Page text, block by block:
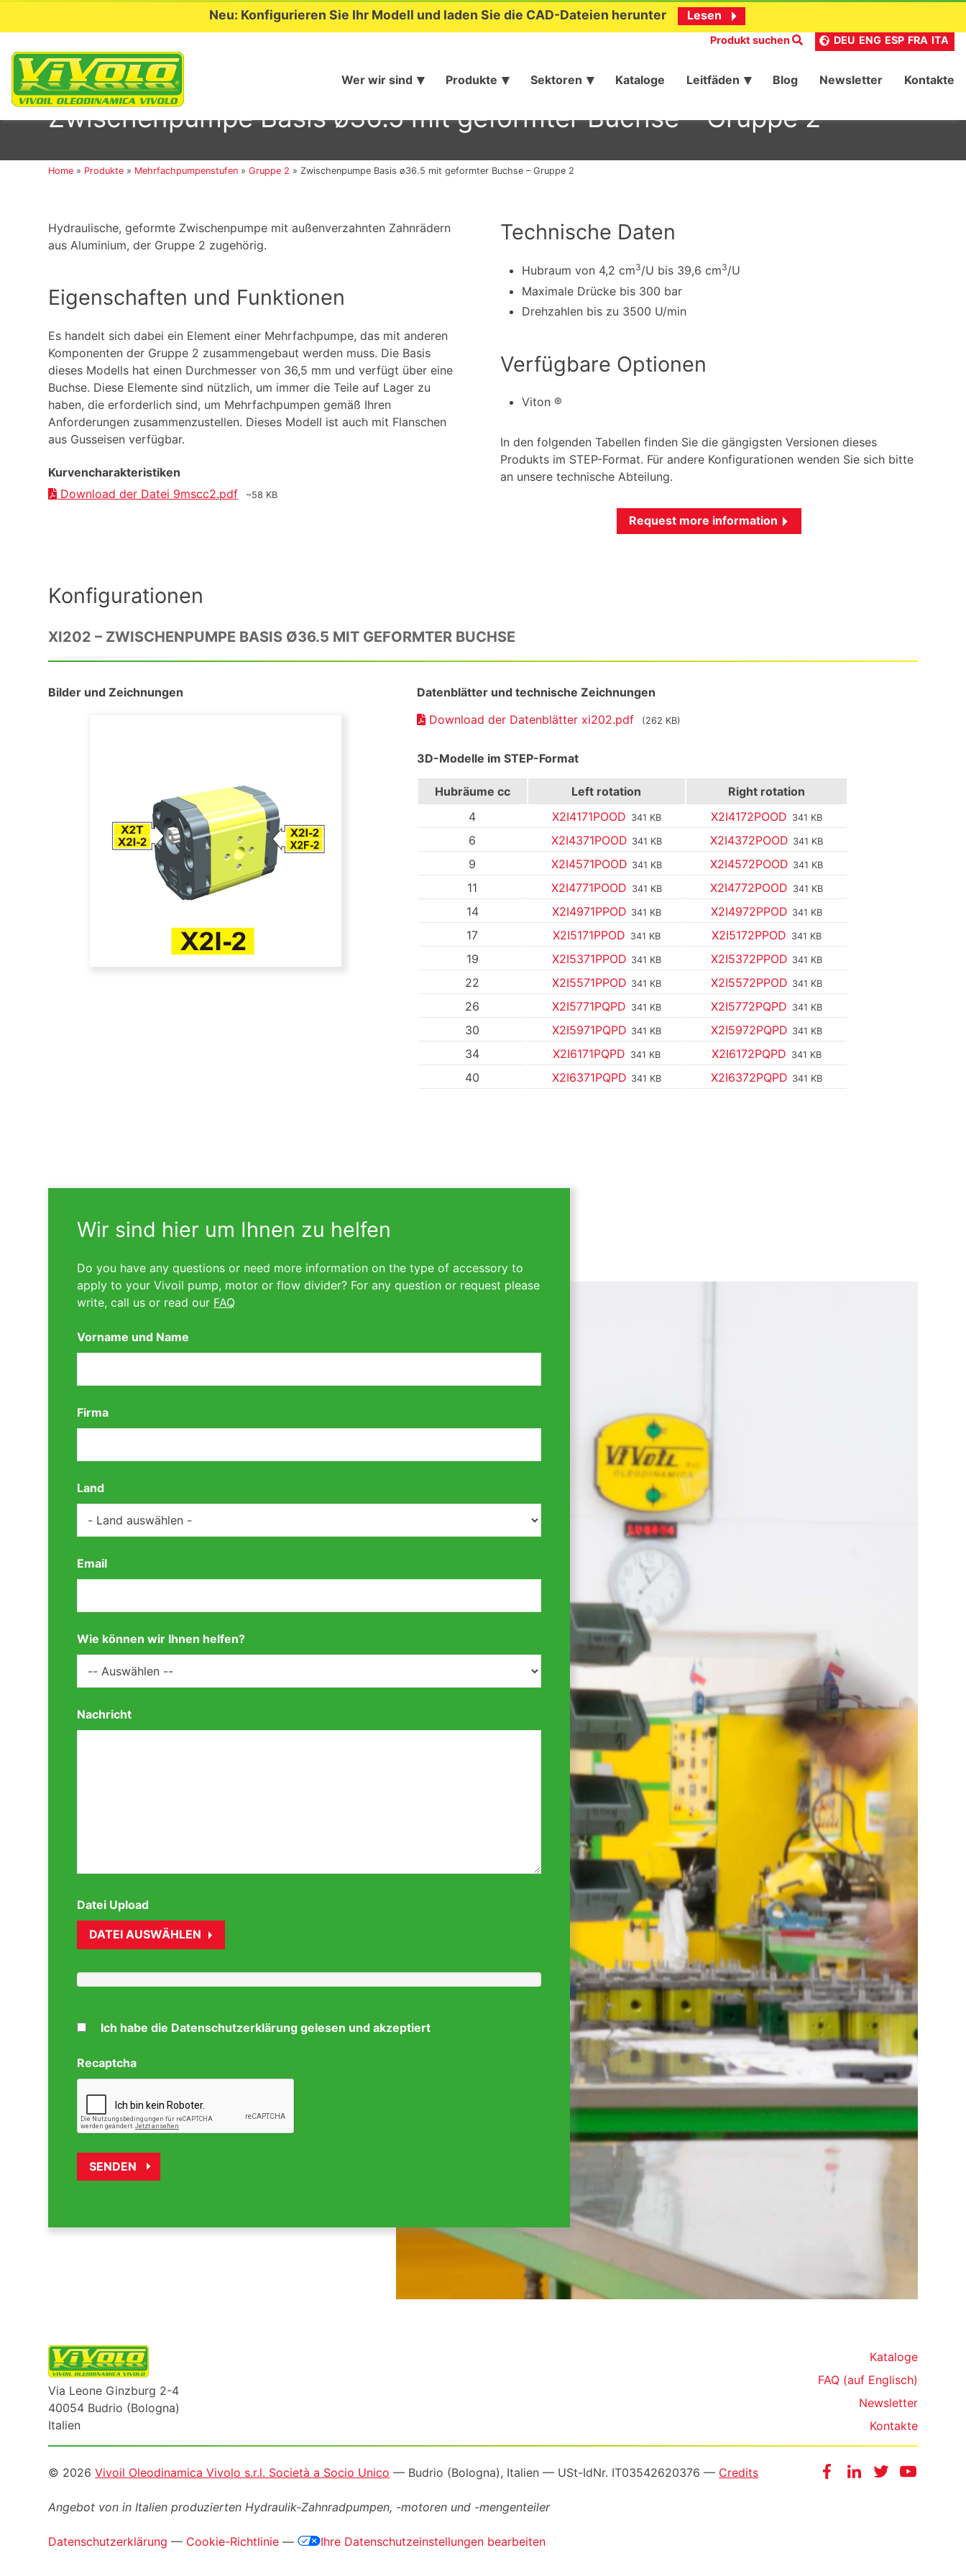
Skip
content
Neu: Konfigurieren Sie Ihr Modell und laden Sie die CAD-Dateien herunter Lesen
Produkt suchen DEU ENG ESP FRA ITA
Wer wir sind Produkte Sektoren Kataloge Leitfäden Blog Newsletter Kontakte
Zwischenpumpe Basis ø36.5 mit geformter Buchse – Gruppe 2
Home » Produkte » Mehrfachpumpenstufen »Gruppe 2 »Zwischenpumpe Basis ø36.5 mit geformter Buchse – Gruppe 2
Hydraulische, geformte Zwischenpumpe mit außenverzahnten Zahnrädern
aus Aluminium, der Gruppe 2 zugehörig.
Eigenschaften und Funktionen
Es handelt sich dabei ein Element einer Mehrfachpumpe, das mit anderen
Komponenten der Gruppe 2 zusammengebaut werden muss. Die Basis
dieses Modells hat einen Durchmesser von 36,5 mm und verfügt über eine
Buchse. Diese Elemente sind nützlich, um immer die Teile auf Lager zu
haben, die erforderlich sind, um Mehrfachpumpen gemäß Ihren
Anforderungen zusammenzustellen. Dieses Modell ist auch mit Flanschen
aus Gusseisen verfügbar.
Kurvencharakteristiken
Download der Datei 9mscc2.pdf
~58 KB
Technische Daten
Hubraum von 4,2 cm3/U bis 39,6 cm3/U
Maximale Drücke bis 300 bar
Drehzahlen bis zu 3500 U/min
Verfügbare Optionen
Viton ®
In den folgenden Tabellen finden Sie die gängigsten Versionen dieses
Produkts im STEP-Format. Für andere Konfigurationen wenden Sie sich bitte
an unsere technische Abteilung.
Request more information
Konfigurationen
XI202 – ZWISCHENPUMPE BASIS Ø36.5 MIT GEFORMTER BUCHSE
Bilder und Zeichnungen
Datenblätter und technische Zeichnungen
Download der Datenblätter xi202.pdf
(262 KB)
3D-Modelle im STEP-Format
Hubräume cc Left rotation
Right rotation
4
X2I4171POOD 341 KB X2I4172POOD 341 KB
6 X2I4371POOD 341 KB X2I4372POOD 341 KB
9 X2I4571POOD 341 KB X2I4572POOD 341 KB
11 X2I4771POOD 341 KB X2I4772POOD 341 KB
14 X2I4971PPOD 341 KB X2I4972PPOD 341 KB
17 X2I5171PPOD 341 KB X2I5172PPOD 341 KB
19 X2I5371PPOD 341 KB X2I5372PPOD 341 KB
22 X2I5571PPOD 341 KB X2I5572PPOD 341 KB
26 X2I5771PQPD 341 KB X2I5772PQPD 341 KB
30 X2I5971PQPD 341 KB X2I5972PQPD 341 KB
34 X2I6171PQPD 341 KB X2I6172PQPD 341 KB
40 X2I6371PQPD 341 KB X2I6372PQPD 341 KB
Wir sind hier um Ihnen zu helfen
Do you have any questions or need more information on the type of accessory to
apply to your Vivoil pump, motor or flow divider? For any question or request please
write, call us or read our FAQ
Vorname und Name
Firma
Land
Email
Wie können wir Ihnen helfen?
Nachricht
Datei Upload
DATEI AUSWÄHLEN
Ich habe die Datenschutzerklärung gelesen und akzeptiert
Recaptcha
Via Leone Ginzburg 2-4
40054 Budrio (Bologna)
Italien
Kataloge
FAQ (auf Englisch)
Newsletter
Kontakte
FacebookInstagram
Twitter
Informazioni
legali
© 2026Vivoil Oleodinamica Vivolo s.r.l. Società a Socio Unico — Budrio (Bologna), Italien — USt-IdNr. IT03542620376 — Credits
Angebot von in Italien produzierten Hydraulik-Zahnradpumpen, -motoren und -mengenteiler
Datenschutzerklärung — Cookie-Richtlinie — Ihre Datenschutzeinstellungen bearbeiten